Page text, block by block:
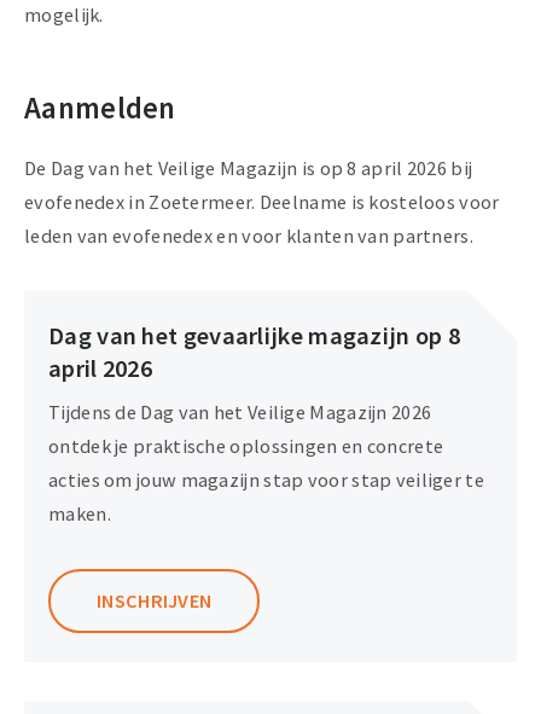
mogelijk.
Aanmelden
De Dag van het Veilige Magazijn is op 8 april 2026 bij
evofenedex in Zoetermeer. Deelname is kosteloos voor
leden van evofenedex en voor klanten van partners.
Dag van het gevaarlijke magazijn op 8
april 2026
Tijdens de Dag van het Veilige Magazijn 2026
ontdek je praktische oplossingen en concrete
acties om jouw magazijn stap voor stap veiliger te
maken.
INSCHRIJVEN